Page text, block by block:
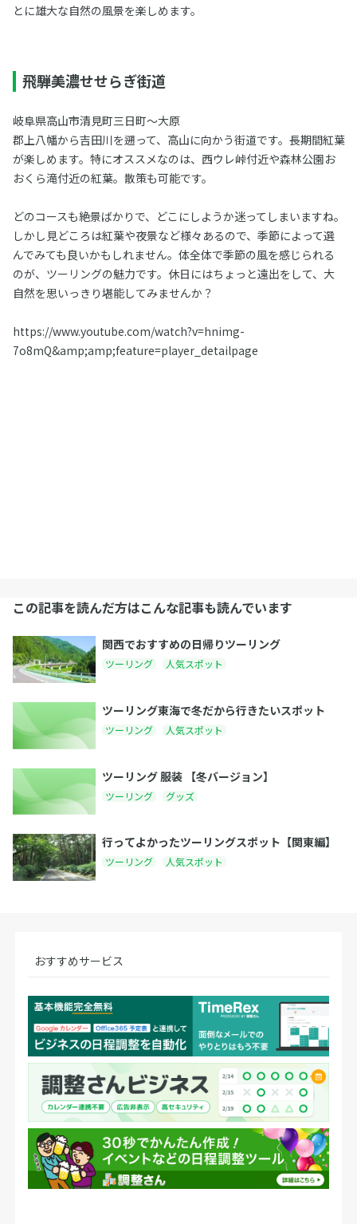
とに雄大な自然の風景を楽しめます。
飛騨美濃せせらぎ街道
岐阜県高山市清見町三日町～大原
郡上八幡から吉田川を遡って、高山に向かう街道です。長期間紅葉
が楽しめます。特にオススメなのは、西ウレ峠付近や森林公園お
おくら滝付近の紅葉。散策も可能です。
どのコースも絶景ばかりで、どこにしようか迷ってしまいますね。
しかし見どころは紅葉や夜景など様々あるので、季節によって選
んでみても良いかもしれません。体全体で季節の風を感じられる
のが、ツーリングの魅力です。休日にはちょっと遠出をして、大
自然を思いっきり堪能してみませんか？
https://www.youtube.com/watch?v=hnimg-
7o8mQ&amp;amp;feature=player_detailpage
この記事を読んだ方はこんな記事も読んでいます
関西でおすすめの日帰りツーリング
ツーリング 人気スポット
ツーリング東海で冬だから行きたいスポット
ツーリング 人気スポット
ツーリング 服装 【冬バージョン】
ツーリング グッズ
行ってよかったツーリングスポット【関東編】
ツーリング 人気スポット
おすすめサービス